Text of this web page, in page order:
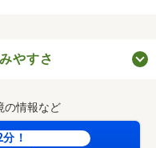
）
分／約870m）
やすさ
の情報など
！